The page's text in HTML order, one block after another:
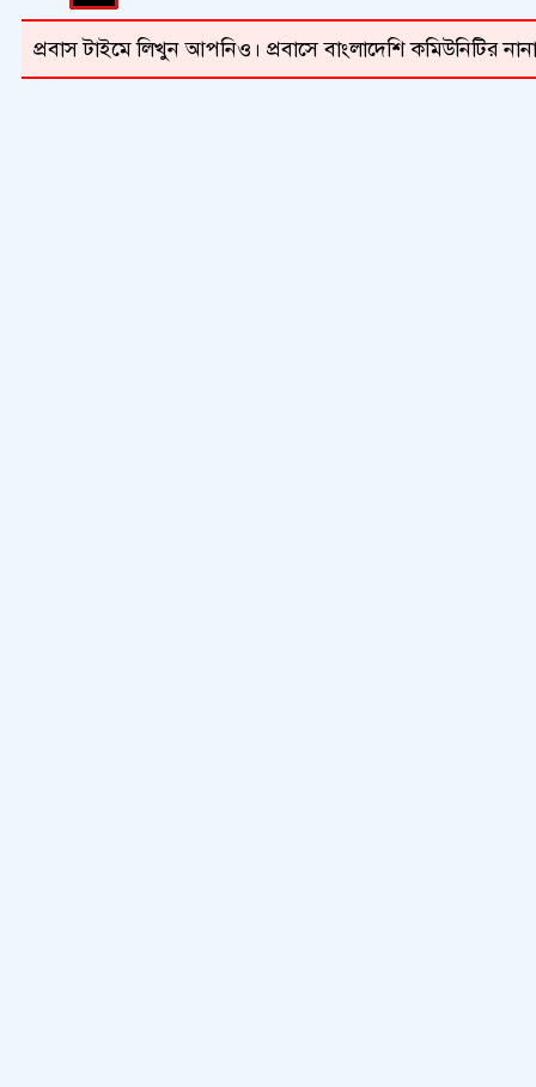
প্রবাস টাইমে লিখুন আপনিও। প্রবাসে বাংলাদেশি কমিউনিটির